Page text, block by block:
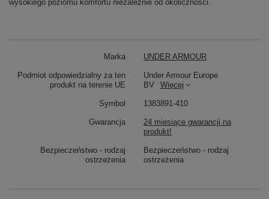
wysokiego poziomu komfortu niezależnie od okoliczności.
Marka UNDER ARMOUR
Podmiot odpowiedzialny za ten
produkt na terenie UE
Under Armour Europe
BV
Więcej
Symbol 1383891-410
Gwarancja
24 miesiące gwarancji na
produkt!
Bezpieczeństwo - rodzaj
ostrzeżenia
Bezpieczeństwo - rodzaj
ostrzeżenia